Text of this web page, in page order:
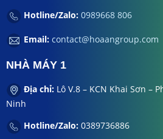
Hotline/Zalo: 0989668 806
Email: contact@hoaangroup.com
NHÀ MÁY 1
Địa chỉ: Lô V.8 – KCN Khai Sơn –
Ninh
Hotline/Zalo: 0389736886